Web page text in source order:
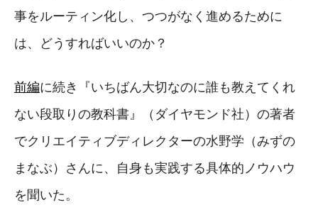
事をルーティン化し、つつがなく進めるために
は、どうすればいいのか？
前編に続き『いちばん大切なのに誰も教えてくれ
ない段取りの教科書』（ダイヤモンド社）の著者
でクリエイティブディレクターの水野学（みずの
まなぶ）さんに、自身も実践する具体的ノウハウ
を聞いた。